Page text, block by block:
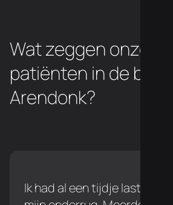
Wat zeggen onze
patiënten in de buurt
Arendonk?
Ik had al een tijdje last